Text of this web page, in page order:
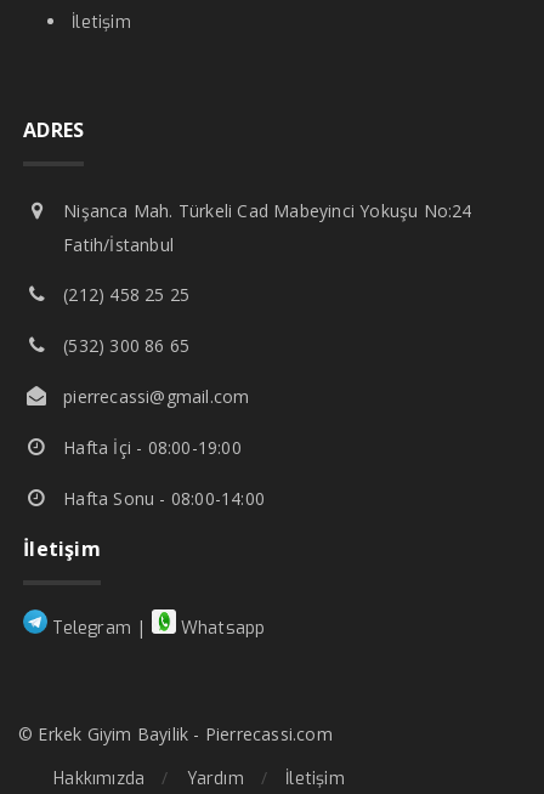
İletişim
ADRES
Nişanca Mah. Türkeli Cad Mabeyinci Yokuşu No:24
Fatih/İstanbul
(212) 458 25 25
(532) 300 86 65
pierrecassi@gmail.com
Hafta İçi - 08:00-19:00
Hafta Sonu - 08:00-14:00
İletişim
Telegram | Whatsapp
© Erkek Giyim Bayilik - Pierrecassi.com
Hakkımızda
Yardım İletişim